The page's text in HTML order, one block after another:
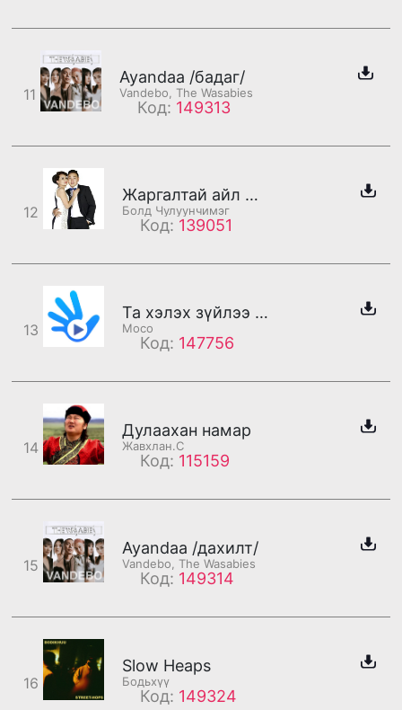
11
Ayandaa /бадаг/
Vandebo, The Wasabies
Код: 149313
12
Жаргалтай айл манайх /бадаг/
Болд Чулуунчимэг
Код: 139051
13
Та хэлэх зүйлээ мессежээр үлдээнэ үү.
Moco
Код: 147756
14
Дулаахан намар
Жавхлан.С
Код: 115159
15
Ayandaa /дахилт/
Vandebo, The Wasabies
Код: 149314
16
Slow Heaps
Бодьхүү
Код: 149324